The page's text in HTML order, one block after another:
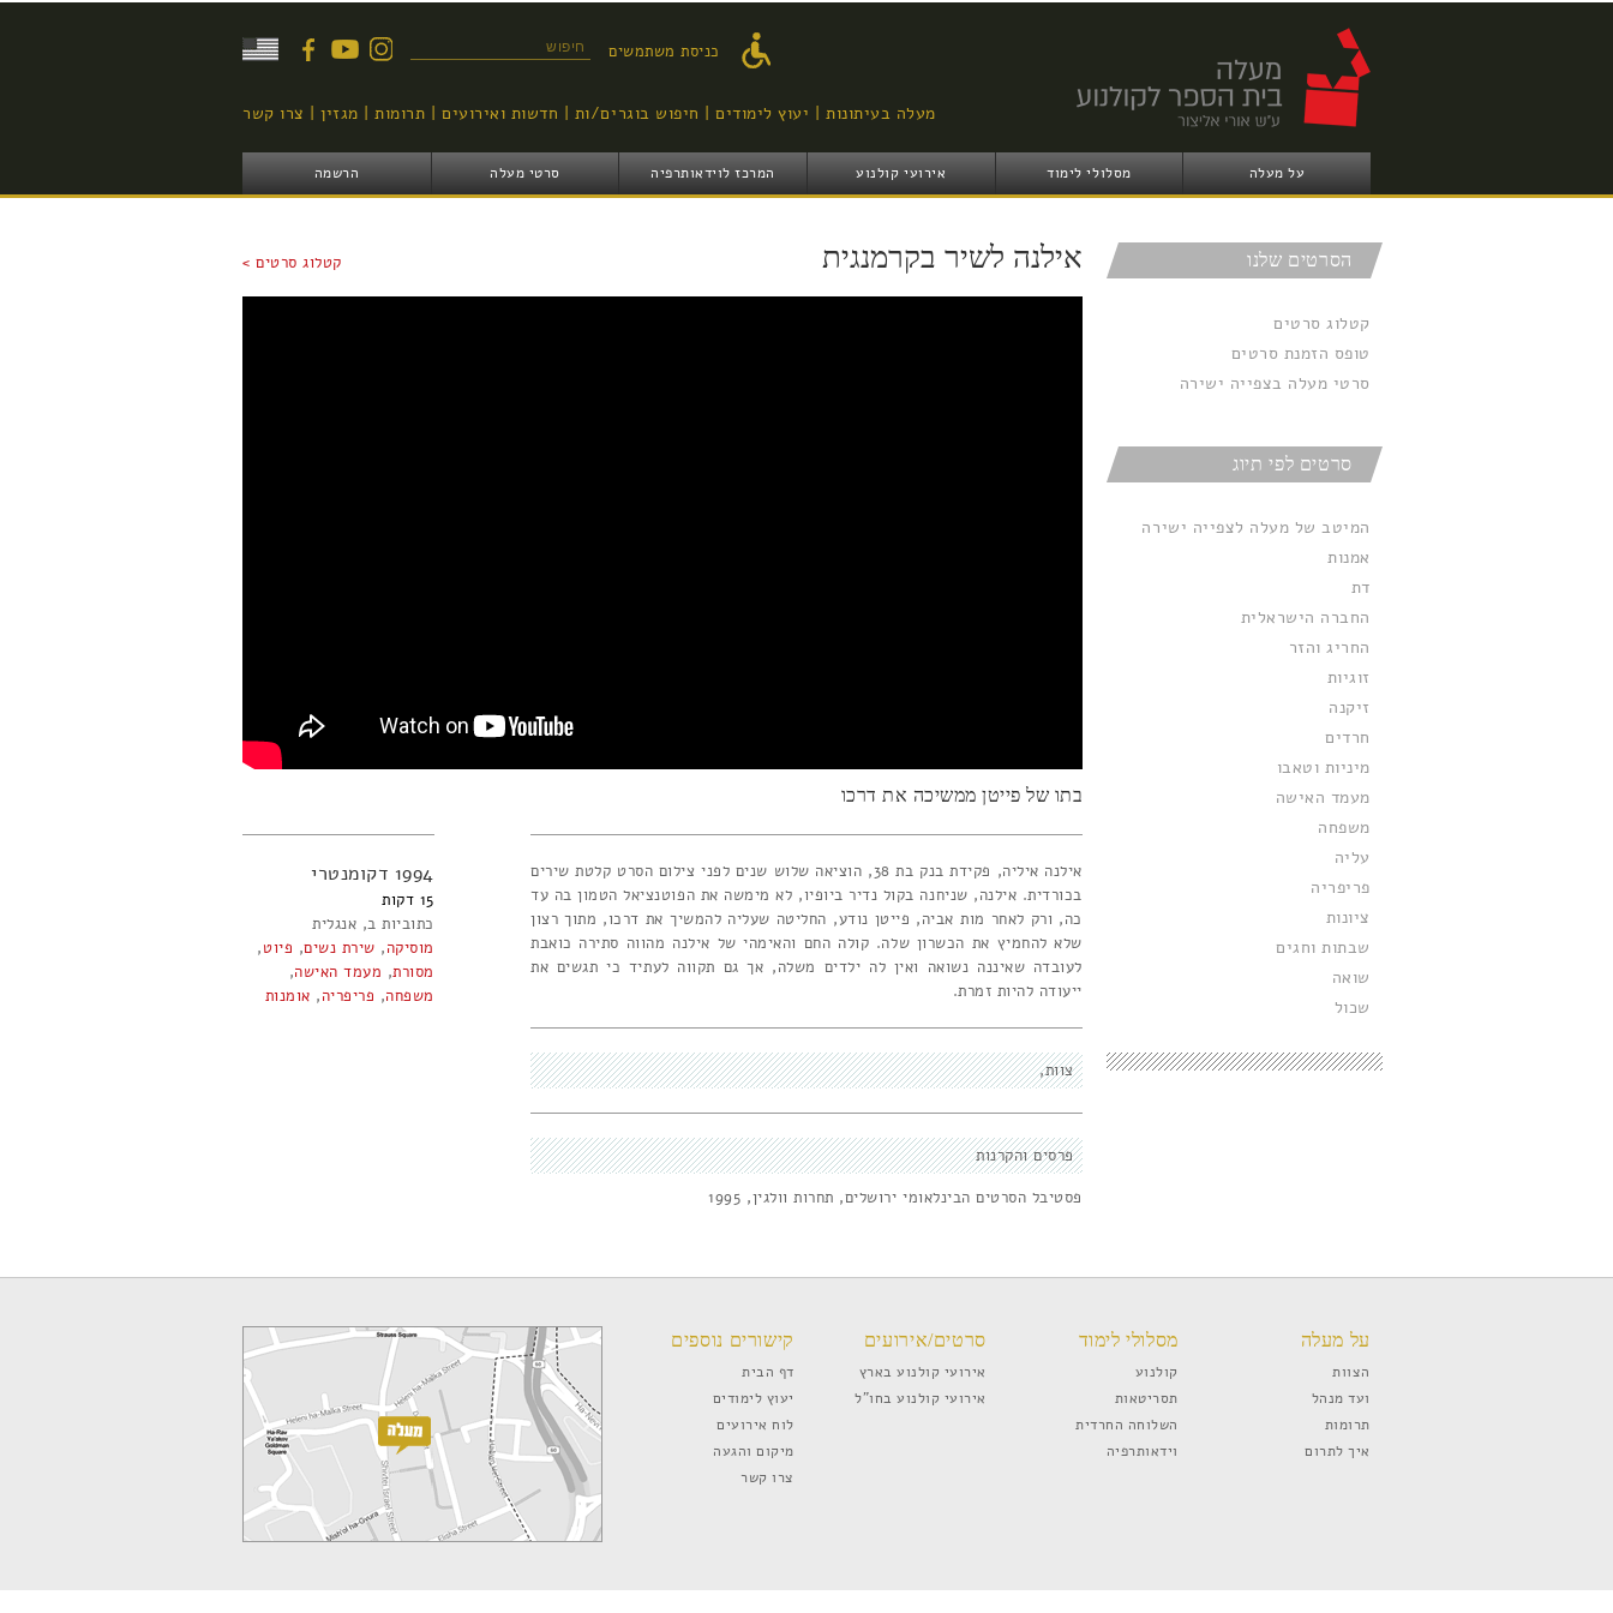
העיקרי
טופס חיפוש כניסת משתמשים
מעלה בעיתונות יעוץ לימודים חיפוש בוגרים/ות חדשות ואירועים תרומות מגזין צרו קשר
על מעלה מסלולי לימוד אירועי קולנוע המרכז לוידאותרפיה סרטי מעלה הרשמה
הסרטים שלנו
קטלוג סרטים
טופס הזמנת סרטים
סרטי מעלה בצפייה ישירה
סרטים לפי תיוג
המיטב של מעלה לצפייה ישירה
אמנות
דת
החברה הישראלית
החריג והזר
זוגיות
זיקנה
חרדים
מיניות וטאבו
מעמד האישה
משפחה
עליה
פריפריה
ציונות
שבתות וחגים
שואה
שכול
אילנה לשיר בקרמנגית קטלוג סרטים >
בתו של פייטן ממשיכה את דרכו
אילנה איליה, פקידת בנק בת 38, הוציאה שלוש שנים לפני צילום הסרט קלטת שירים
בכורדית. אילנה, שניחנה בקול נדיר ביופיו, לא מימשה את הפוטנציאל הטמון בה עד
כה, ורק לאחר מות אביה, פייטן נודע, החליטה שעליה להמשיך את דרכו, מתוך רצון
שלא להחמיץ את הכשרון שלה. קולה החם והאימהי של אילנה מהווה סתירה כואבת
לעובדה שאיננה נשואה ואין לה ילדים משלה, אך גם תקווה לעתיד כי תגשים את
ייעודה להיות זמרת.
צוות
פרסים והקרנות
פסטיבל הסרטים הבינלאומי ירושלים, תחרות וולגין, 1995
1994 דקומנטרי
15
כתוביות ב אנגלית
מוסיקה, שירת נשים, פיוט,
מסורת, מעמד האישה,
משפחה, פריפריה, אומנות
על מעלה
הצוות
ועד מנהל
תרומות
איך לתרום
מסלולי לימוד
קולנוע
תסריטאות
השלוחה החרדית
וידאותרפיה
סרטים/אירועים
אירועי קולנוע בארץ
אירועי קולנוע בחו”ל
קישורים נוספים
דף הבית
יעוץ לימודים
לוח אירועים
מיקום והגעה
צרו קשר